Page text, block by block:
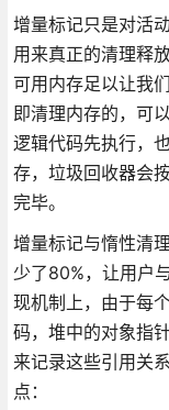
增量标记只是对活
用来真正的清理释
可用内存足以让我
即清理内存的，可
逻辑代码先执行，
存，垃圾回收器会
完毕。
增量标记与惰性清
少了80%，让用户
现机制上，由于每
码，堆中的对象指
来记录这些引用关
点：